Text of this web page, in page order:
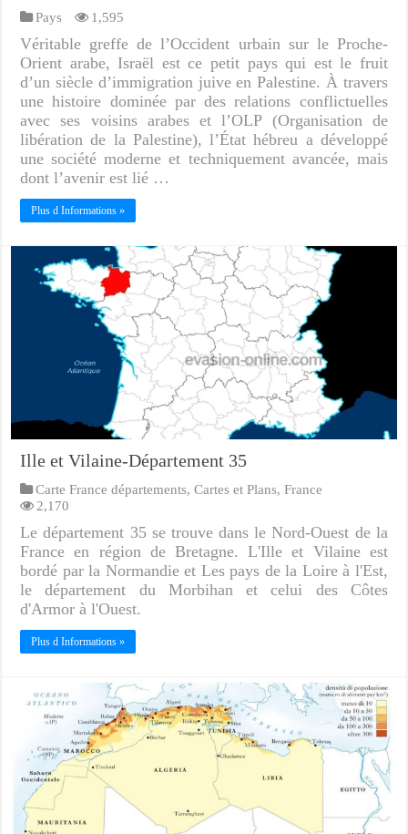
Pays 1,595
Véritable greffe de l’Occident urbain sur le Proche-
Orient arabe, Israël est ce petit pays qui est le fruit
d’un siècle d’immigration juive en Palestine. À travers
une histoire dominée par des relations conflictuelles
avec ses voisins arabes et l’OLP (Organisation de
libération de la Palestine), l’État hébreu a développé
une société moderne et techniquement avancée, mais
dont l’avenir est lié …
Plus d Informations »
Ille et Vilaine-Département 35
Carte France départements,Cartes et Plans,France
2,170
Le département 35 se trouve dans le Nord-Ouest de la
France en région de Bretagne. L'Ille et Vilaine est
bordé par la Normandie et Les pays de la Loire à l'Est,
le département du Morbihan et celui des Côtes
d'Armor à l'Ouest.
Plus d Informations »